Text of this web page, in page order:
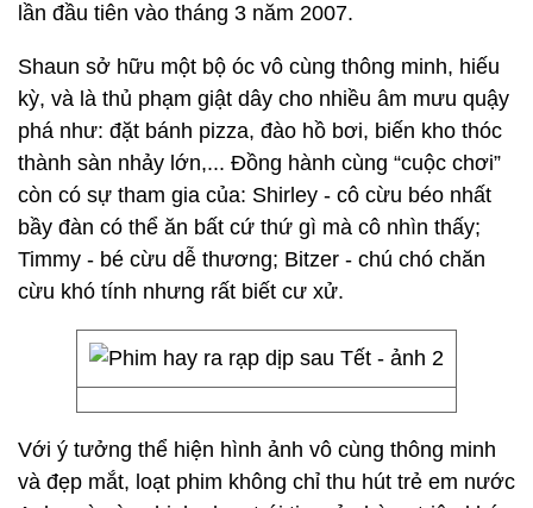
lần đầu tiên vào tháng 3 năm 2007.
Shaun sở hữu một bộ óc vô cùng thông minh, hiếu
kỳ, và là thủ phạm giật dây cho nhiều âm mưu quậy
phá như: đặt bánh pizza, đào hồ bơi, biến kho thóc
thành sàn nhảy lớn,... Đồng hành cùng “cuộc chơi”
còn có sự tham gia của: Shirley - cô cừu béo nhất
bầy đàn có thể ăn bất cứ thứ gì mà cô nhìn thấy;
Timmy - bé cừu dễ thương; Bitzer - chú chó chăn
cừu khó tính nhưng rất biết cư xử.
Với ý tưởng thể hiện hình ảnh vô cùng thông minh
và đẹp mắt, loạt phim không chỉ thu hút trẻ em nước